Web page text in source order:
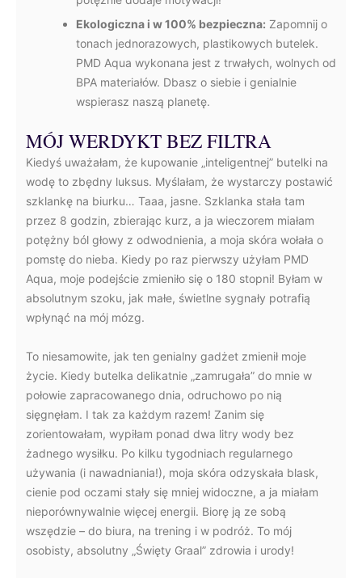
Ekologiczna i w 100% bezpieczna: Zapomnij o
tonach jednorazowych, plastikowych butelek.
PMD Aqua wykonana jest z trwałych, wolnych od
BPA materiałów. Dbasz o siebie i genialnie
wspierasz naszą planetę.
MÓJ WERDYKT BEZ FILTRA
Kiedyś uważałam, że kupowanie „inteligentnej” butelki na
wodę to zbędny luksus. Myślałam, że wystarczy postawić
szklankę na biurku… Taaa, jasne. Szklanka stała tam
przez 8 godzin, zbierając kurz, a ja wieczorem miałam
potężny ból głowy z odwodnienia, a moja skóra wołała o
pomstę do nieba. Kiedy po raz pierwszy użyłam PMD
Aqua, moje podejście zmieniło się o 180 stopni! Byłam w
absolutnym szoku, jak małe, świetlne sygnały potrafią
wpłynąć na mój mózg.
To niesamowite, jak ten genialny gadżet zmienił moje
życie. Kiedy butelka delikatnie „zamrugała” do mnie w
połowie zapracowanego dnia, odruchowo po nią
sięgnęłam. I tak za każdym razem! Zanim się
zorientowałam, wypiłam ponad dwa litry wody bez
żadnego wysiłku. Po kilku tygodniach regularnego
używania (i nawadniania!), moja skóra odzyskała blask,
cienie pod oczami stały się mniej widoczne, a ja miałam
nieporównywalnie więcej energii. Biorę ją ze sobą
wszędzie – do biura, na trening i w podróż. To mój
osobisty, absolutny „Święty Graal” zdrowia i urody!